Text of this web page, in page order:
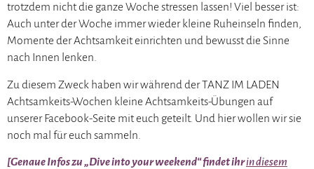
trotzdem nicht die ganze Woche stressen lassen! Viel besser ist:
Auch unter der Woche immer wieder kleine Ruheinseln finden,
Momente der Achtsamkeit einrichten und bewusst die Sinne
nach Innen lenken.
Zu diesem Zweck haben wir während der TANZ IM LADEN
Achtsamkeits-Wochen kleine Achtsamkeits-Übungen auf
unserer Facebook-Seite mit euch geteilt. Und hier wollen wir sie
noch mal für euch sammeln.
[Genaue Infos zu „Dive into your weekend“ findet ihrin diesem